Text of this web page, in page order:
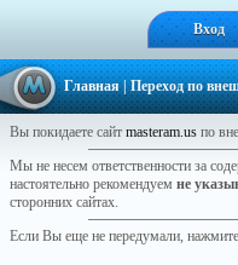
Вход
Главная| Переход по
Вы покидаете сайт masteram.us по
Мы не несем ответственности за
настоятельно рекомендуем не
сторонних сайтах.
Если Вы еще не передумали,